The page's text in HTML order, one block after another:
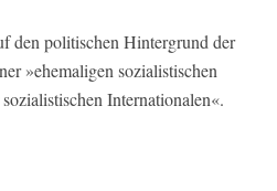
den politischen Hintergrund der
»ehemaligen sozialistischen
Internationalen«.